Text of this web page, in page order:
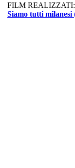
FILM REALIZZATI:
Siamo tutti milanesi